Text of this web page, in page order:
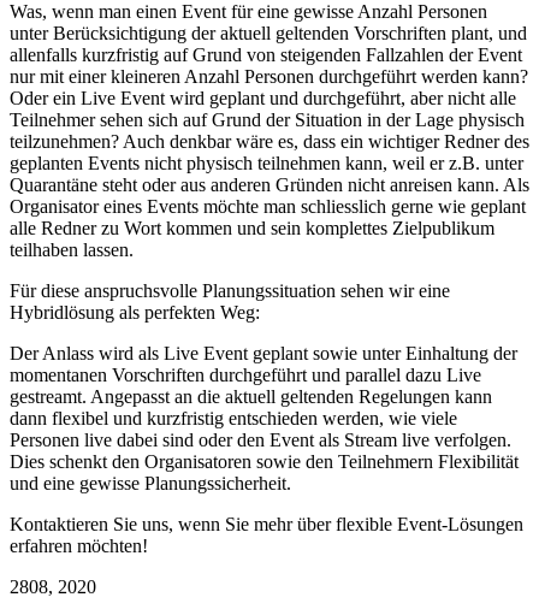
Was, wenn man einen Event für eine gewisse Anzahl Personen
unter Berücksichtigung der aktuell geltenden Vorschriften plant, und
allenfalls kurzfristig auf Grund von steigenden Fallzahlen der Event
nur mit einer kleineren Anzahl Personen durchgeführt werden kann?
Oder ein Live Event wird geplant und durchgeführt, aber nicht alle
Teilnehmer sehen sich auf Grund der Situation in der Lage physisch
teilzunehmen? Auch denkbar wäre es, dass ein wichtiger Redner des
geplanten Events nicht physisch teilnehmen kann, weil er z.B. unter
Quarantäne steht oder aus anderen Gründen nicht anreisen kann. Als
Organisator eines Events möchte man schliesslich gerne wie geplant
alle Redner zu Wort kommen und sein komplettes Zielpublikum
teilhaben lassen.
Für diese anspruchsvolle Planungssituation sehen wir eine
Hybridlösung als perfekten Weg:
Der Anlass wird als Live Event geplant sowie unter Einhaltung der
momentanen Vorschriften durchgeführt und parallel dazu Live
gestreamt. Angepasst an die aktuell geltenden Regelungen kann
dann flexibel und kurzfristig entschieden werden, wie viele
Personen live dabei sind oder den Event als Stream live verfolgen.
Dies schenkt den Organisatoren sowie den Teilnehmern Flexibilität
und eine gewisse Planungssicherheit.
Kontaktieren Sie uns, wenn Sie mehr über flexible Event-Lösungen
erfahren möchten!
2808, 2020